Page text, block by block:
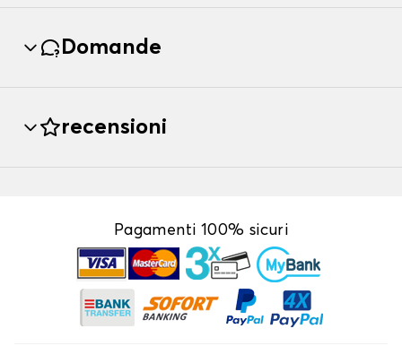
Domande
recensioni
Pagamenti 100% sicuri